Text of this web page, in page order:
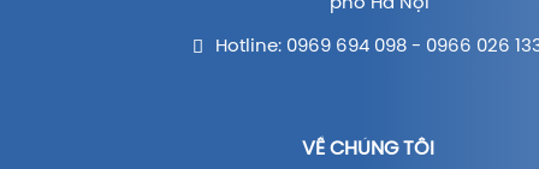
phố Hà Nội
Hotline: 0969 694 098 - 0966 026
VỀ CHÚNG TÔI